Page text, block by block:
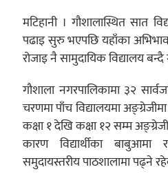
मटिहानी । गौशालास्थित सात
पढाइ सुरु भएपछि यहाँका
रोजाइ नै सामुदायिक विद्यालय
गौशाला नगरपालिकामा ३२
चरणमा पाँच विद्यालयमा
कक्षा १ देखि कक्षा १२ सम्म
कारण विद्यार्थीका बाबुआमा
समुदायस्तरीय पाठशालामा पढ्ने